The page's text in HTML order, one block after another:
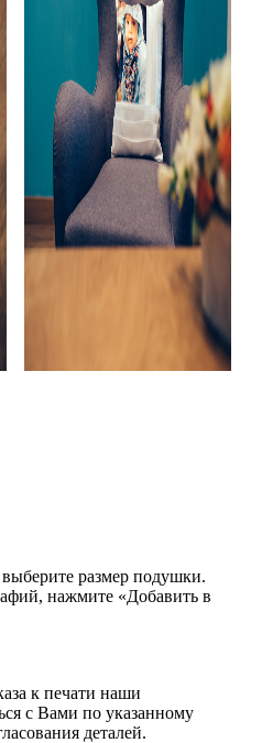
размер подушки.
нажмите «Добавить в
к печати наши
с Вами по указанному
деталей.